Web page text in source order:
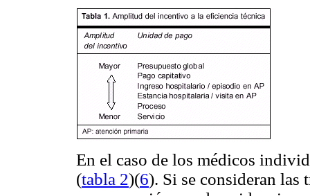
En el caso de los médicos
(tabla 2)(6). Si se consideran las